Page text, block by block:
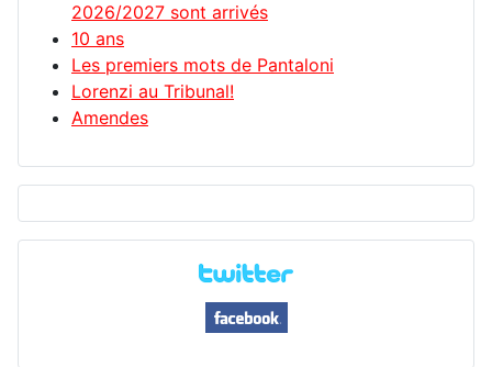
2026/2027 sont arrivés
10 ans
Les premiers mots de Pantaloni
Lorenzi au Tribunal!
Amendes